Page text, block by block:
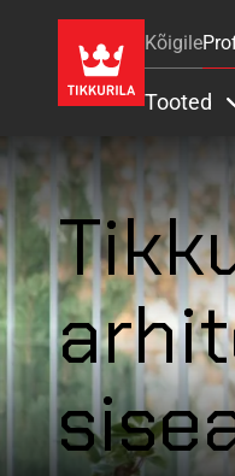
Kõigile
Tooted